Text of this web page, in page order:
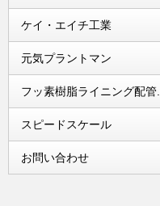
ケイ・エイチ工業
元気プラントマン
フッ素樹脂ライニング配管
スピードスケール
お問い合わせ